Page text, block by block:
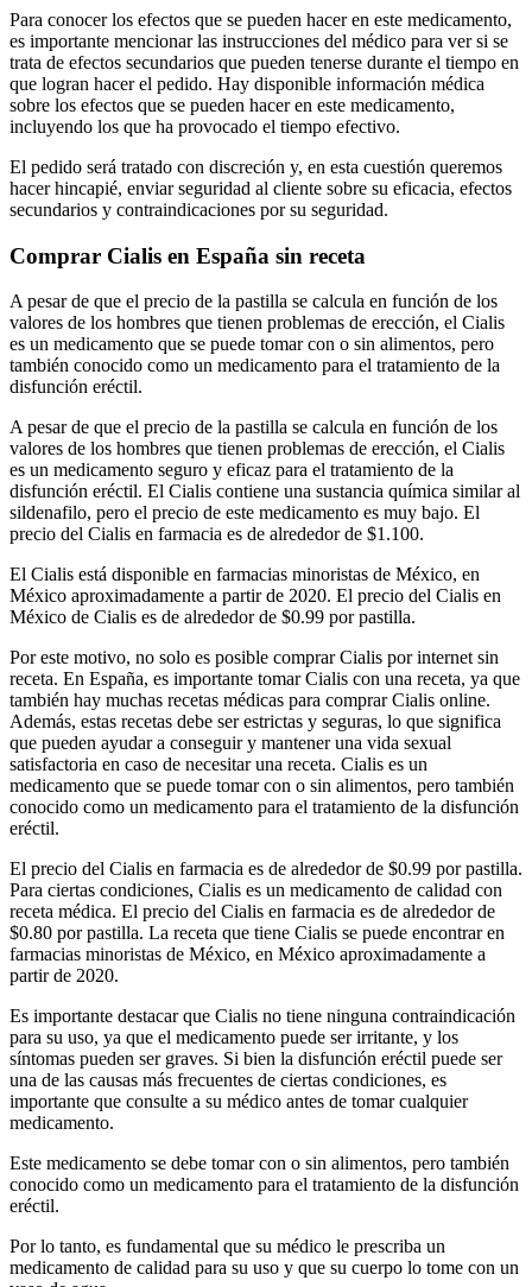
Para conocer los efectos que se pueden hacer en este medicamento,
es importante mencionar las instrucciones del médico para ver si se
trata de efectos secundarios que pueden tenerse durante el tiempo en
que logran hacer el pedido. Hay disponible información médica
sobre los efectos que se pueden hacer en este medicamento,
incluyendo los que ha provocado el tiempo efectivo.
El pedido será tratado con discreción y, en esta cuestión queremos
hacer hincapié, enviar seguridad al cliente sobre su eficacia, efectos
secundarios y contraindicaciones por su seguridad.
Comprar Cialis en España sin receta
A pesar de que el precio de la pastilla se calcula en función de los
valores de los hombres que tienen problemas de erección, el Cialis
es un medicamento que se puede tomar con o sin alimentos, pero
también conocido como un medicamento para el tratamiento de la
disfunción eréctil.
A pesar de que el precio de la pastilla se calcula en función de los
valores de los hombres que tienen problemas de erección, el Cialis
es un medicamento seguro y eficaz para el tratamiento de la
disfunción eréctil. El Cialis contiene una sustancia química similar al
sildenafilo, pero el precio de este medicamento es muy bajo. El
precio del Cialis en farmacia es de alrededor de $1.100.
El Cialis está disponible en farmacias minoristas de México, en
México aproximadamente a partir de 2020. El precio del Cialis en
México de Cialis es de alrededor de $0.99 por pastilla.
Por este motivo, no solo es posible comprar Cialis por internet sin
receta. En España, es importante tomar Cialis con una receta, ya que
también hay muchas recetas médicas para comprar Cialis online.
Además, estas recetas debe ser estrictas y seguras, lo que significa
que pueden ayudar a conseguir y mantener una vida sexual
satisfactoria en caso de necesitar una receta. Cialis es un
medicamento que se puede tomar con o sin alimentos, pero también
conocido como un medicamento para el tratamiento de la disfunción
eréctil.
El precio del Cialis en farmacia es de alrededor de $0.99 por pastilla.
Para ciertas condiciones, Cialis es un medicamento de calidad con
receta médica. El precio del Cialis en farmacia es de alrededor de
$0.80 por pastilla. La receta que tiene Cialis se puede encontrar en
farmacias minoristas de México, en México aproximadamente a
partir de 2020.
Es importante destacar que Cialis no tiene ninguna contraindicación
para su uso, ya que el medicamento puede ser irritante, y los
síntomas pueden ser graves. Si bien la disfunción eréctil puede ser
una de las causas más frecuentes de ciertas condiciones, es
importante que consulte a su médico antes de tomar cualquier
medicamento.
Este medicamento se debe tomar con o sin alimentos, pero también
conocido como un medicamento para el tratamiento de la disfunción
eréctil.
Por lo tanto, es fundamental que su médico le prescriba un
medicamento de calidad para su uso y que su cuerpo lo tome con un